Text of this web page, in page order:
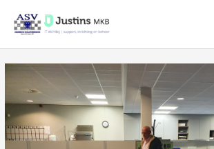
naar
inhoud
Bericht